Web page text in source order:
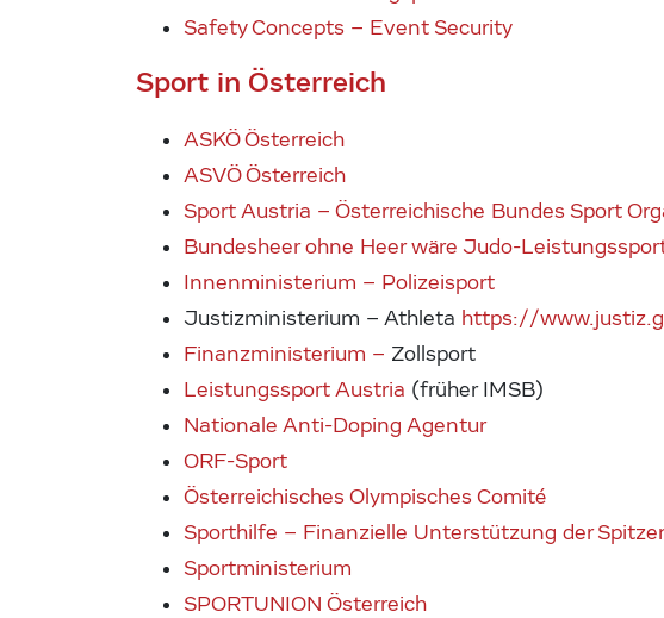
Safety Concepts – Event Security
Sport in Österreich
ASKÖ Österreich
ASVÖ Österreich
Sport Austria – Österreichische Bundes Sport
Bundesheer ohne Heer wäre Judo-
Innenministerium – Polizeisport
Justizministerium – Athleta https://
Finanzministerium – Zollsport
Leistungssport Austria (früher IMSB)
Nationale Anti-Doping Agentur
ORF-Sport
Österreichisches Olympisches Comité
Sporthilfe – Finanzielle Unterstützung der
Sportministerium
SPORTUNION Österreich